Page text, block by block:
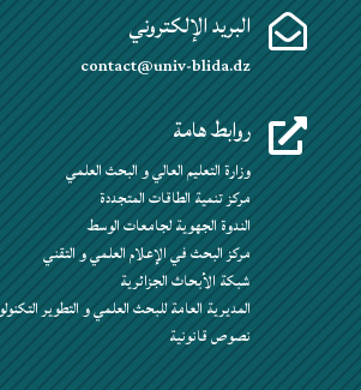
 البريد الإلكتروني
contact@univ-blida.dz
 روابط هامة
وزارة التعليم العالي و البحث العلمي
مركز تنمية الطاقات المتجددة
الندوة الجهوية لجامعات الوسط
مركز البحث في الإعلام العلمي و التقني
شبكة الأبحاث الجزائرية
المديرية العامة للبحث العلمي و التطوير
نصوص قانونية